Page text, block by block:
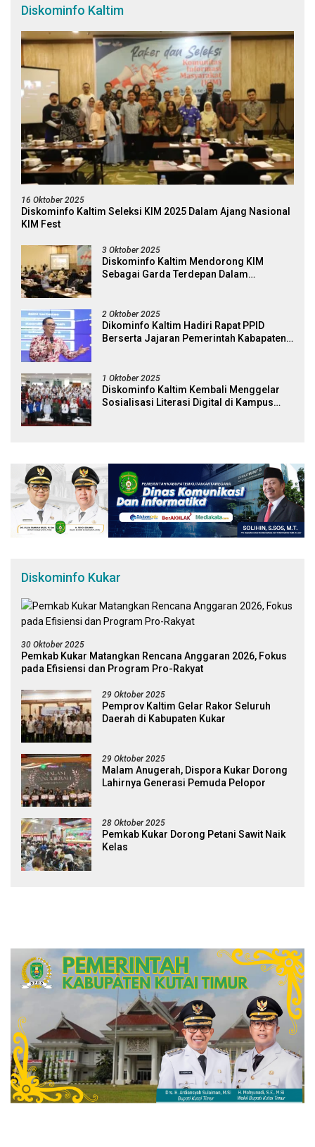
Diskominfo Kaltim
16 Oktober 2025
Diskominfo Kaltim Seleksi KIM 2025 Dalam Ajang Nasional
KIM Fest
3 Oktober 2025
Diskominfo Kaltim Mendorong KIM
Sebagai Garda Terdepan Dalam
2 Oktober 2025
Dikominfo Kaltim Hadiri Rapat PPID
Berserta Jajaran Pemerintah Kabapaten
1 Oktober 2025
Diskominfo Kaltim Kembali Menggelar
Sosialisasi Literasi Digital di Kampus
Diskominfo Kukar
30 Oktober 2025
Pemkab Kukar Matangkan Rencana Anggaran 2026, Fokus
pada Efisiensi dan Program Pro-Rakyat
29 Oktober 2025
Pemprov Kaltim Gelar Rakor Seluruh
Daerah di Kabupaten Kukar
29 Oktober 2025
Malam Anugerah, Dispora Kukar Dorong
Lahirnya Generasi Pemuda Pelopor
28 Oktober 2025
Pemkab Kukar Dorong Petani Sawit Naik
Kelas